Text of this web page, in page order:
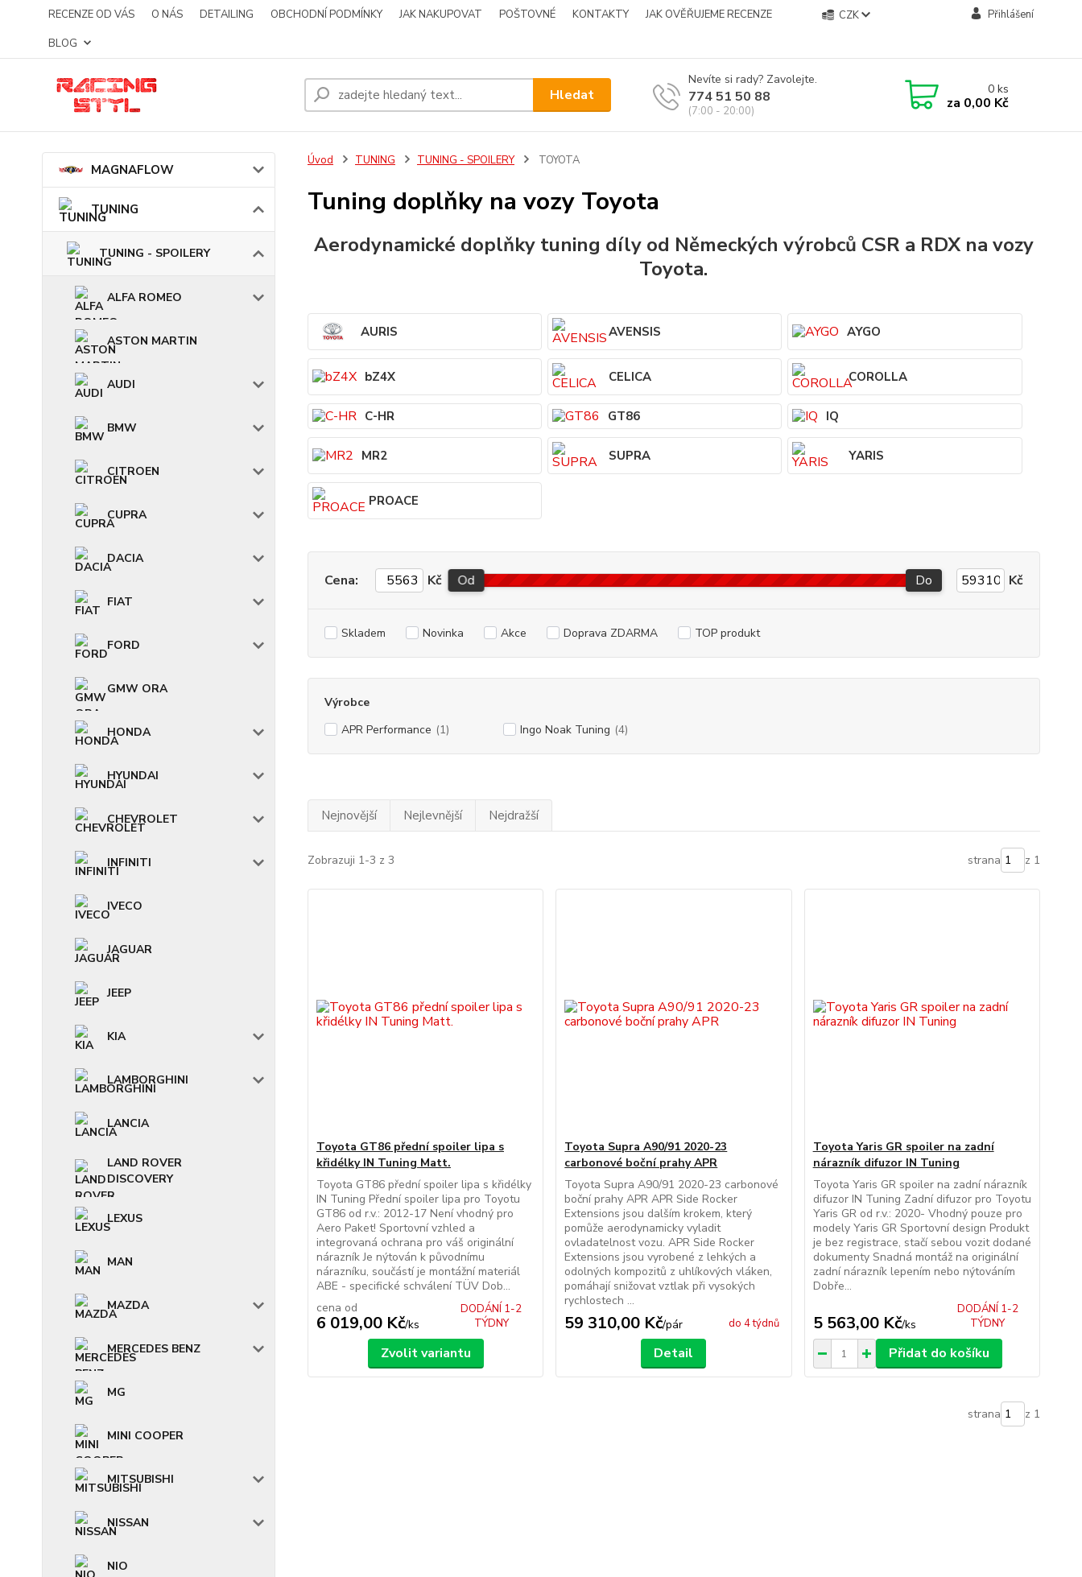
RECENZE OD VÁS O NÁS DETAILING OBCHODNÍ PODMÍNKY JAK NAKUPOVAT POŠTOVNÉ KONTAKTY
JAK OVĚŘUJEME RECENZE
BLOG
CZK Přihlášení
Hledat
Nevíte si rady? Zavolejte.
774 51 50 88
(7:00 - 20:00)
0ks
za 0,00 Kč
MAGNAFLOW
TUNING
TUNING - SPOILERY
ALFA ROMEO
ASTON MARTIN
AUDI
BMW
CITROEN
CUPRA
DACIA
FIAT
FORD
GMW ORA
HONDA
HYUNDAI
CHEVROLET
INFINITI
IVECO
JAGUAR
JEEP
KIA
LAMBORGHINI
LANCIA
LAND ROVER
DISCOVERY
LEXUS
MAN
MAZDA
MERCEDES BENZ
MG
MINI COOPER
MITSUBISHI
NISSAN
NIO
Úvod TUNING TUNING - SPOILERY TOYOTA
Tuning doplňky na vozy Toyota
Aerodynamické doplňky tuning díly od Německých výrobců CSR a RDX na vozy
Toyota.
AURIS AVENSIS AYGO
bZ4X CELICA COROLLA
C-HR GT86 IQ
MR2 SUPRA YARIS
PROACE
Cena: Kč Od Do Kč
Skladem Novinka Akce Doprava ZDARMA TOP produkt
Výrobce
APR Performance (1) Ingo Noak Tuning (4)
Nejnovější Nejlevnější Nejdražší
Zobrazuji 1-3 z 3 strana z 1
Toyota GT86 přední spoiler lipa s
křidélky IN Tuning Matt.
Toyota GT86 přední spoiler lipa s křidélky
IN Tuning Přední spoiler lipa pro Toyotu
GT86 od r.v.: 2012-17 Není vhodný pro
Aero Paket! Sportovní vzhled a
integrovaná ochrana pro váš originální
nárazník Je nýtován k původnímu
nárazníku, součástí je montážní materiál
ABE - specifické schválení TÜV Dob...
cena od
6 019,00 Kč/ks
DODÁNÍ 1-2
TÝDNY
Zvolit variantu
Toyota Supra A90/91 2020-23
carbonové boční prahy APR
Toyota Supra A90/91 2020-23 carbonové
boční prahy APR APR Side Rocker
Extensions jsou dalším krokem, který
pomůže aerodynamicky vyladit
ovladatelnost vozu. APR Side Rocker
Extensions jsou vyrobené z lehkých a
odolných kompozitů z uhlíkových vláken,
pomáhají snižovat vztlak při vysokých
rychlostech ...
59 310,00 Kč/pár do 4 týdnů
Detail
Toyota Yaris GR spoiler na zadní
nárazník difuzor IN Tuning
Toyota Yaris GR spoiler na zadní nárazník
difuzor IN Tuning Zadní difuzor pro Toyotu
Yaris GR od r.v.: 2020- Vhodný pouze pro
modely Yaris GR Sportovní design Produkt
je bez registrace, stačí sebou vozit dodané
dokumenty Snadná montáž na originální
zadní nárazník lepením nebo nýtováním
Dobře...
5 563,00 Kč/ks
DODÁNÍ 1-2
TÝDNY
Přidat do košíku
strana z 1